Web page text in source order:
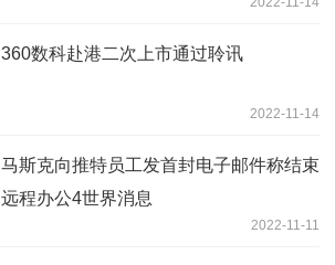
360数科赴港二次上市通过聆讯
2022-11-14
马斯克向推特员工发首封电子邮件称结束
远程办公4世界消息
2022-11-11